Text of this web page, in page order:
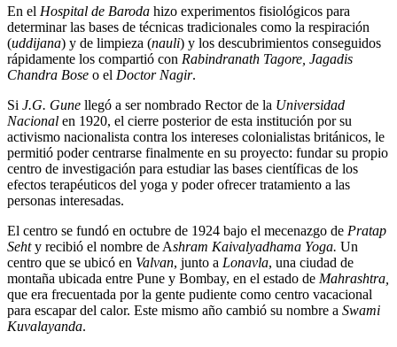
En el Hospital de Baroda hizo experimentos fisiológicos para
determinar las bases de técnicas tradicionales como la respiración
(uddijana) y de limpieza (nauli) y los descubrimientos conseguidos
rápidamente los compartió con Rabindranath Tagore, Jagadis
Chandra Bose o el Doctor Nagir.
Si J.G. Gune llegó a ser nombrado Rector de la Universidad
Nacional en 1920, el cierre posterior de esta institución por su
activismo nacionalista contra los intereses colonialistas británicos, le
permitió poder centrarse finalmente en su proyecto: fundar su propio
centro de investigación para estudiar las bases científicas de los
efectos terapéuticos del yoga y poder ofrecer tratamiento a las
personas interesadas.
El centro se fundó en octubre de 1924 bajo el mecenazgo de Pratap
Sehty recibió el nombre de Ashram Kaivalyadhama Yoga. Un
centro que se ubicó en Valvan, junto a Lonavla, una ciudad de
montaña ubicada entre Pune y Bombay, en el estado de Mahrashtra,
que era frecuentada por la gente pudiente como centro vacacional
para escapar del calor. Este mismo año cambió su nombre a Swami
Kuvalayanda.